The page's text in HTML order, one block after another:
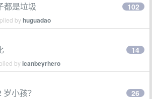
都是垃圾
byhuguadao
102
byicanbeyrhero
14
小孩？ 26